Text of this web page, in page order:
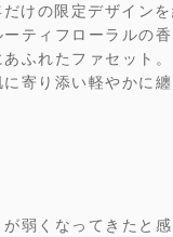
けの限定デザインを
ティフローラルの香
ふれたファセット。
寄り添い軽やかに纏
弱くなってきたと